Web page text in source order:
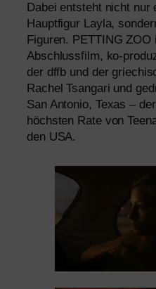
Dabei ent­steht nicht nur
Hauptfigur Layla,
Figuren. PETTING ZOO
Abschlussfilm, ko-
der dffb und der
Rachel Tsangari und
San Antonio, Texas –
höchs­ten Rate von
den USA.